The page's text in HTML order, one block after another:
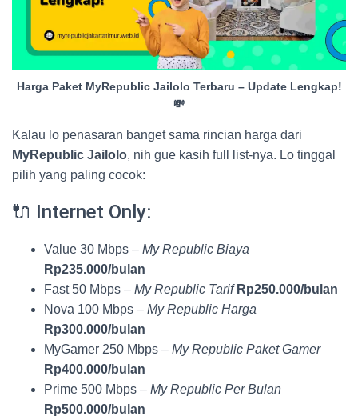
Harga Paket MyRepublic Jailolo Terbaru – Update Lengkap!
💸
Kalau lo penasaran banget sama rincian harga dari
MyRepublic Jailolo, nih gue kasih full list-nya. Lo tinggal
pilih yang paling cocok:
🔌 Internet Only:
Value 30 Mbps – My Republic Biaya
Rp235.000/bulan
Fast 50 Mbps – My Republic Tarif Rp250.000/bulan
Nova 100 Mbps – My Republic Harga
Rp300.000/bulan
MyGamer 250 Mbps – My Republic Paket Gamer
Rp400.000/bulan
Prime 500 Mbps – My Republic Per Bulan
Rp500.000/bulan